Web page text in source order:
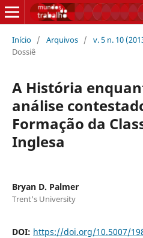
Início / Arquivos / v. 5 n. 10
Dossiê
A História
análise
Formação da
Inglesa
Bryan D. Palmer
Trent's University
DOI: https://doi.org/10.5007/